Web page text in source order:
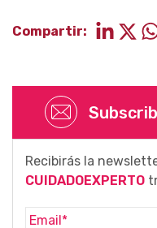
Compartir:
Recibirás la
CUIDADOEXPERTO